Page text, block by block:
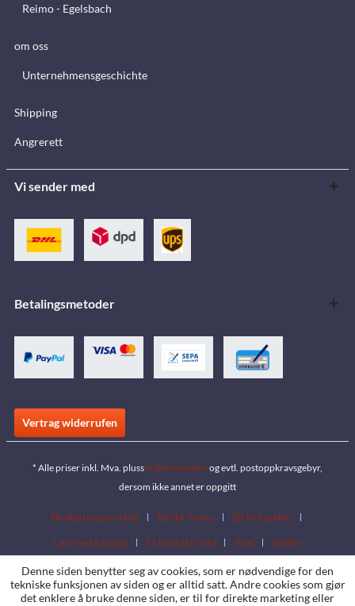
Reimo - Egelsbach
om oss
Unternehmensgeschichte
Shipping
Angrerett
Vi sender med
Betalingsmetoder
Vertrag widerrufen
* Alle priser inkl. Mva. plussfraktkostnaderog evtl. postoppkravsgebyr,
dersom ikke annet er oppgitt
Nedlastingsområde Butikk finner
Bli forhandler
Last ned katalog
Ta kontakt med Jobs Steder
Denne siden benytter seg av cookies, som er nødvendige for den
tekniske funksjonen av siden og er alltid satt. Andre cookies som gjør
det enklere å bruke denne siden, er til for direkte marketing eller